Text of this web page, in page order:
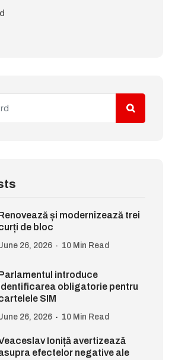
și modernizează trei
de bloc
26, 2026 10 Min Read
introduce
obligatorie pentru
SIM
26, 2026 10 Min Read
Ioniță avertizează
efectelor negative ale